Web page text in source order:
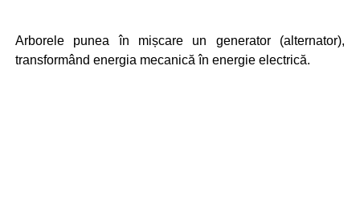
Arborele punea în mișcare un generator (alternator),
transformând energia mecanică în energie electrică.